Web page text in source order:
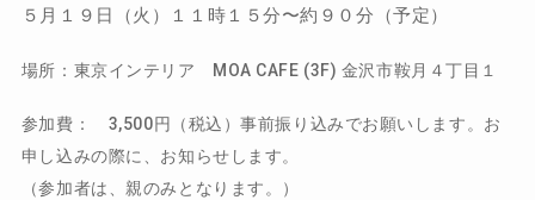
５月１９日（火）１１時１５分〜約９０分（予定）
場所：東京インテリア MOA CAFE (3F) 金沢市鞍月４丁目１
参加費： 3,500円（税込）事前振り込みでお願いします。お
申し込みの際に、お知らせします。
（参加者は、親のみとなります。）